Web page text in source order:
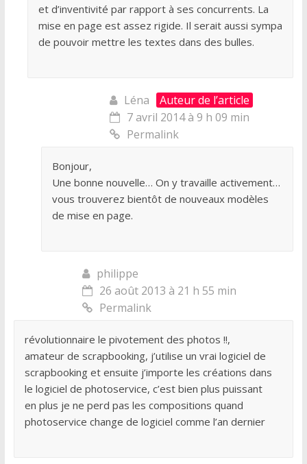
et d’inventivité par rapport à ses concurrents. La
mise en page est assez rigide. Il serait aussi sympa
de pouvoir mettre les textes dans des bulles.
Léna
Auteur de l’article
7 avril 2014 à 9 h 09 min
Permalink
Bonjour,
Une bonne nouvelle… On y travaille activement…
vous trouverez bientôt de nouveaux modèles
de mise en page.
philippe
26 août 2013 à 21 h 55 min
Permalink
révolutionnaire le pivotement des photos !!,
amateur de scrapbooking, j’utilise un vrai logiciel de
scrapbooking et ensuite j’importe les créations dans
le logiciel de photoservice, c’est bien plus puissant
en plus je ne perd pas les compositions quand
photoservice change de logiciel comme l’an dernier